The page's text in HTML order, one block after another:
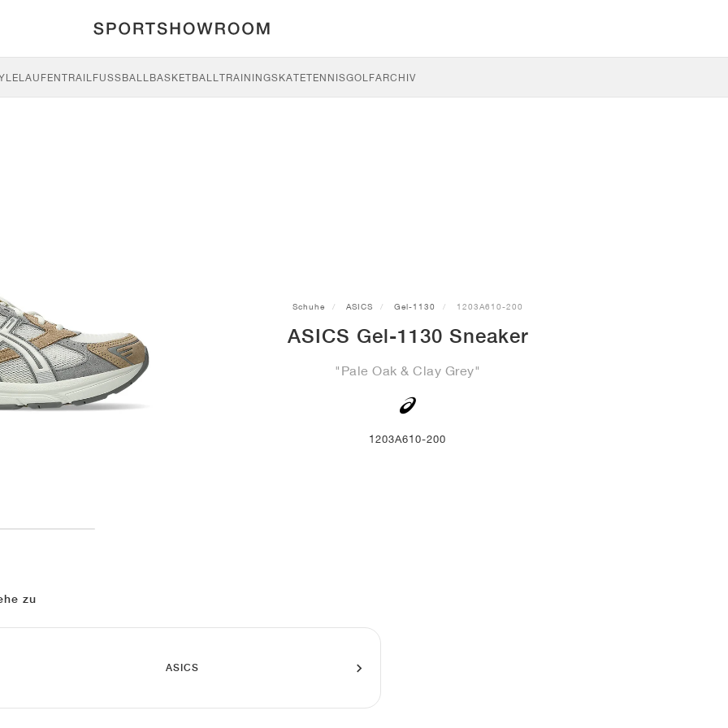
LAUFENTRAILFUSSBALL BASKETBALLTRAININGSKATETENNISGOLFARCHIV
Schuhe ASICS Gel-1130 1203A610-200
ASICS Gel-1130 Sneaker
"Pale Oak & Clay Grey"
1203A610-200
zu
ASICS